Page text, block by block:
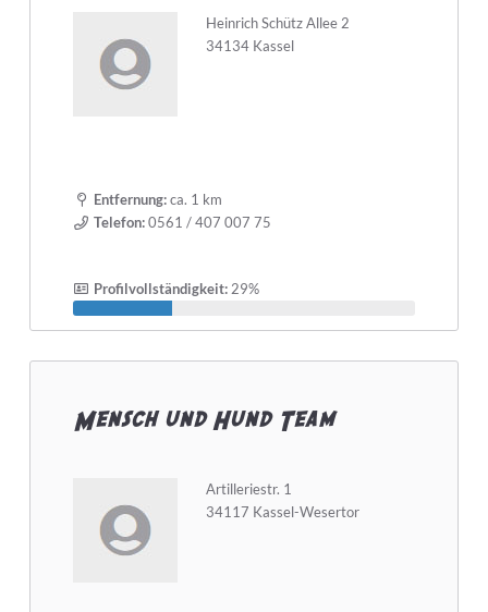
Heinrich Schütz Allee 2
34134 Kassel
Entfernung:ca. 1 km
Telefon:0561 / 407 007 75
Profilvollständigkeit:29%
Mensch und Hund Team
Artilleriestr. 1
34117 Kassel-Wesertor